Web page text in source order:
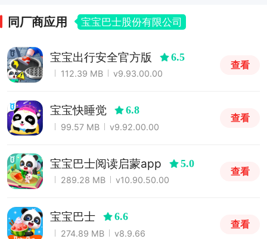
同厂商应用 宝宝巴士股份有限公司
宝宝出行安全官方版 6.5
112.39 MB v9.93.00.00
查看
宝宝快睡觉 6.8
99.57 MB v9.92.00.00
查看
宝宝巴士阅读启蒙app 5.0
289.28 MB v10.90.50.00
查看
宝宝巴士 6.6
274.89 MB v8.9.66
查看